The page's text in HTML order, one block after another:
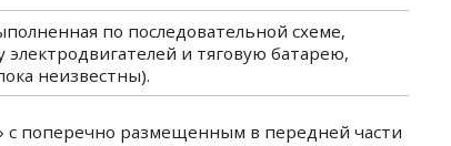
по последовательной схеме,
и тяговую батарею,
неизвестны).
с поперечно размещенным в передней части